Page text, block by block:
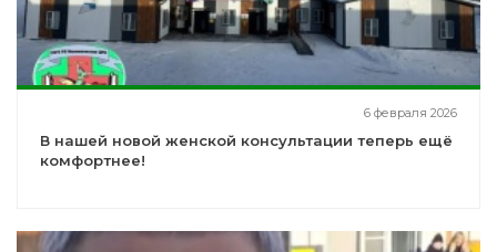
6 февраля 2026
В нашей новой женской консультации теперь ещё
комфортнее!